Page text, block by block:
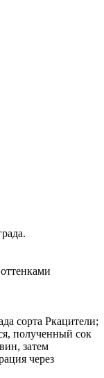
сорта Ркацители;
полученный сок
затем
через